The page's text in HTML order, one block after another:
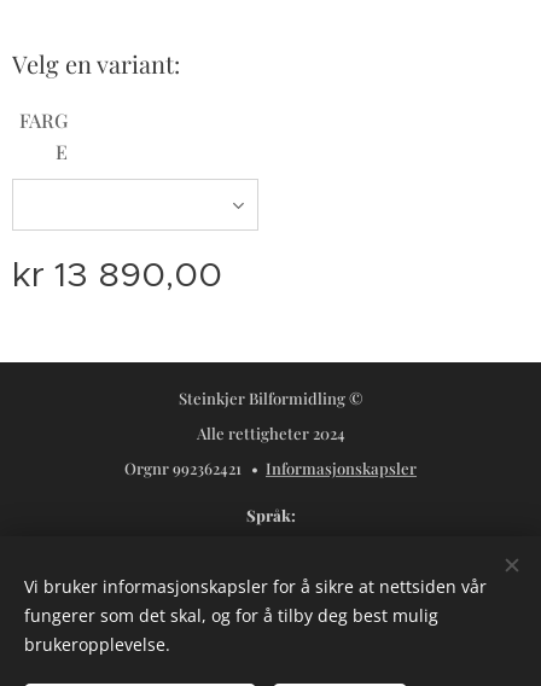
Velg en variant:
FARG
E
kr 13 890,00
Steinkjer Bilformidling ©
Alle rettigheter 2024
Orgnr 992362421
Informasjonskapsler
Språk
Valuta
NOK kr
USD $ SEK kr
Vi bruker informasjonskapsler for å sikre at nettsiden vår
fungerer som det skal, og for å tilby deg best mulig
brukeropplevelse.